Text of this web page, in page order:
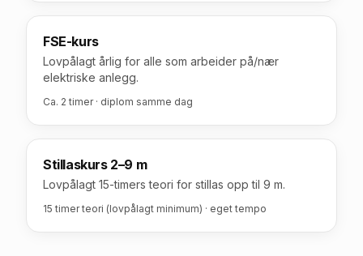
FSE-kurs
Lovpålagt årlig for alle som arbeider på/nær
elektriske anlegg.
Ca. 2 timer · diplom samme dag
Stillaskurs 2–9 m
Lovpålagt 15-timers teori for stillas opp til 9 m.
15 timer teori (lovpålagt minimum) · eget tempo